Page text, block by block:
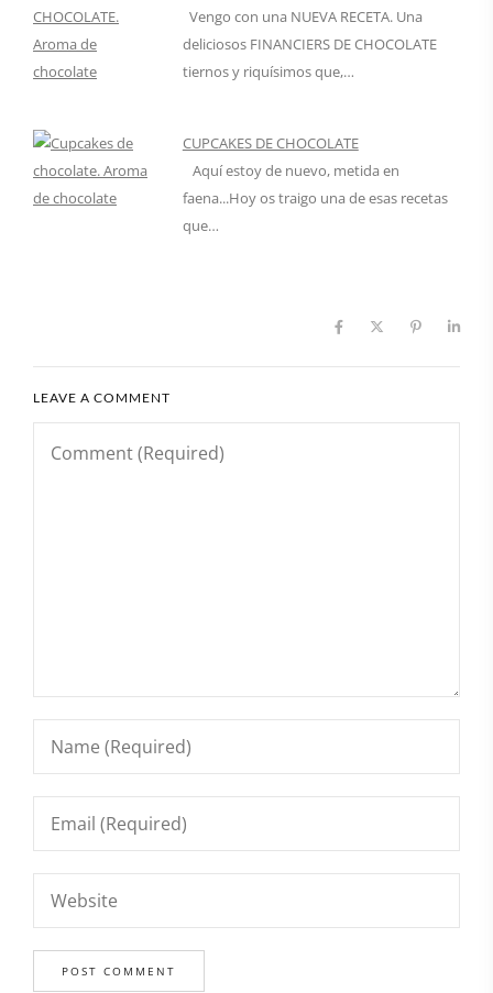
Vengo con una NUEVA RECETA. Una
deliciosos FINANCIERS DE CHOCOLATE
tiernos y riquísimos que,…
CUPCAKES DE CHOCOLATE
Aquí estoy de nuevo, metida en
faena...Hoy os traigo una de esas recetas
que…
LEAVE A COMMENT